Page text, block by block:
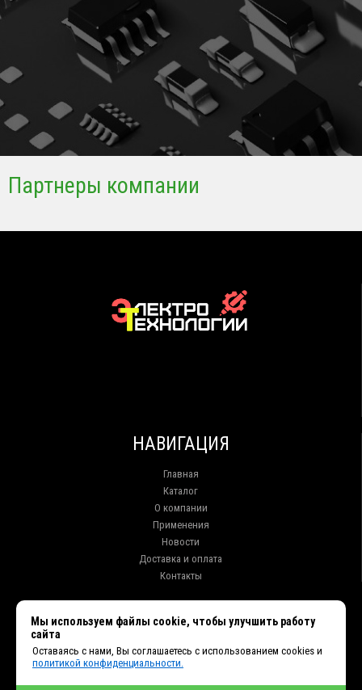
Партнеры компании
НАВИГАЦИЯ
Главная
Каталог
О компании
Применения
Новости
Доставка и оплата
Контакты
+7 (914) 010-76-83, 8 (3952) 93-27-93 - Отдел продаж
+7 (950) 075-85-99 - Техническая поддержка
Мы используем файлы cookie, чтобы улучшить работу
сайта
Оставаясь с нами, Вы соглашаетесь с использованием cookies и
политикой конфиденциальности.